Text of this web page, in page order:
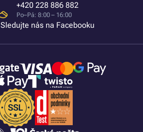
+420 228 886 882
Po–Pá: 8:00 – 16:00
Sledujte nás na Facebooku